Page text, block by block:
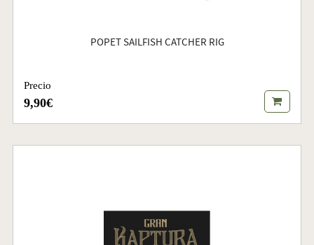
POPET SAILFISH CATCHER RIG
Precio
9,90€